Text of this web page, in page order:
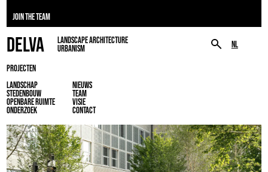
JOIN THE TEAM
NL
DELVA
LANDSCAPE ARCHITECTURE
URBANISM
PROJECTEN
LANDSCHAP
STEDENBOUW
OPENBARE RUIMTE
ONDERZOEK
NIEUWS
TEAM
VISIE
CONTACT